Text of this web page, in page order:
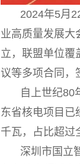
2024年5月
业高质量发展大
立，联盟单位覆
议等多项合同，
自上世纪
东省核电项目已
千瓦，占比超过
深圳市国立